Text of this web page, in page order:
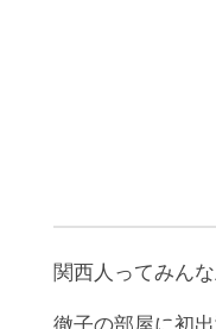
関西人ってみん